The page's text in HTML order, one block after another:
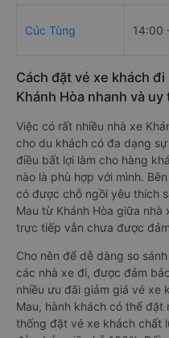
Cúc Tùng 14:00
Cách đặt vé xe khách
Khánh Hòa nhanh và uy
Việc có rất nhiều nhà xe
cho du khách có đa dạng
điều bất lợi làm cho hàng
nào là phù hợp với mình.
có được chỗ ngồi yêu thích
Mau từ Khánh Hòa giữa
trực tiếp vẫn chưa được
Cho nên để dễ dàng so
các nhà xe đi, được đảm
nhiều ưu đãi giảm giá vé xe
Mau, hành khách có thể đặt
thống đặt vé xe khách chất